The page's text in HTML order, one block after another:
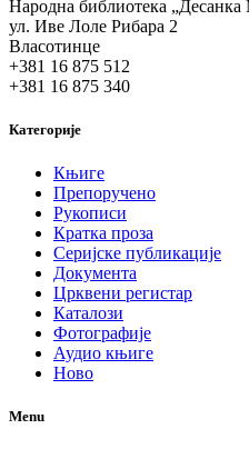
Народна библиотека
ул. Иве Лоле Рибара 2
Власотинце
+381 16 875 512
+381 16 875 340
Категорије
Књиге
Препоручено
Рукописи
Кратка проза
Серијске публикације
Документа
Црквени регистар
Каталози
Фотографије
Аудио књиге
Ново
Menu